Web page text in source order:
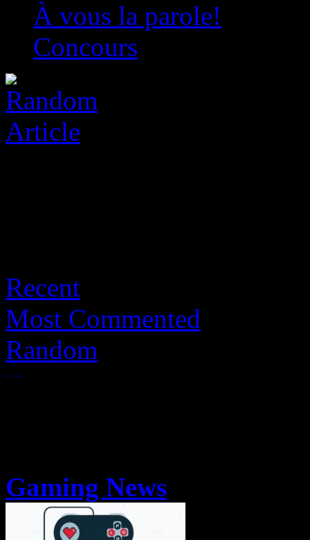
À vous la parole!
Concours
Recent
Most Commented
Random
Gaming News